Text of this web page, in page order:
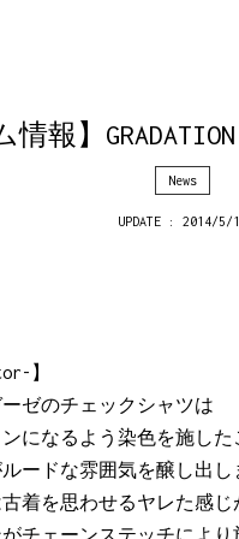
情報】
News
UPDATE : 2014/5/
】
ゼのチェックシャツは
になるよう染色を施した
ードな雰囲気を醸し出し
着を思わせるヤレた感じ
チェーンステッチによ